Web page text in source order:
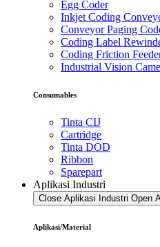
Egg Coder
Inkjet Coding
Conveyor Paging
Coding Label
Coding Friction
Industrial Vision
Consumables
Tinta CIJ
Cartridge
Tinta DOD
Ribbon
Sparepart
Aplikasi Industri
Close Aplikasi Industri Open
Aplikasi/Material